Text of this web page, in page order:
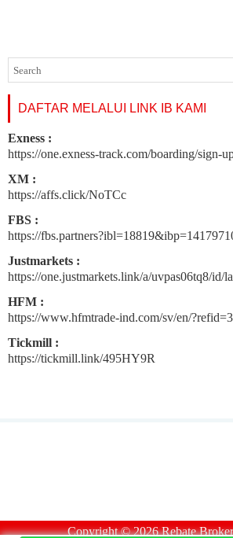
DAFTAR MELALUI LINK IB KAMI
Exness :
https://one.exness-track.com/boarding/sign-
XM :
https://affs.click/NoTCc
FBS :
https://
Justmarkets :
https://one.justmarkets.link/a/uvpas06tq8/id/
HFM :
https://www.hfmtrade-ind.com/sv/en/
Tickmill :
https://tickmill.link/495HY9R
Copyright ©2026Rebate